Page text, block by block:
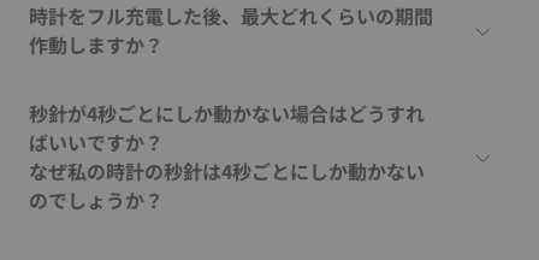
時計をフル充電した後、最大どれくらいの期間
作動しますか？
秒針が4秒ごとにしか動かない場合はどうすれ
ばいいですか？
なぜ私の時計の秒針は4秒ごとにしか動かない
のでしょうか？